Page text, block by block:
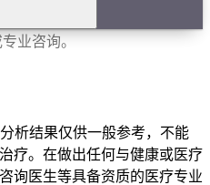
业咨询。
析结果仅供一般参考，不能
疗。在做出任何与健康或医疗
询医生等具备资质的医疗专业